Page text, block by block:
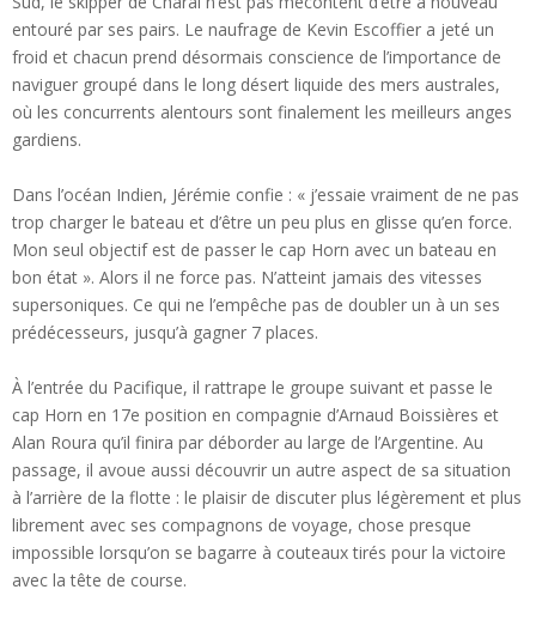
entouré par ses pairs. Le naufrage de Kevin Escoffier a jeté un
froid et chacun prend désormais conscience de l’importance de
naviguer groupé dans le long désert liquide des mers australes,
où les concurrents alentours sont finalement les meilleurs anges
gardiens.
Dans l’océan Indien, Jérémie confie : « j’essaie vraiment de ne pas
trop charger le bateau et d’être un peu plus en glisse qu’en force.
Mon seul objectif est de passer le cap Horn avec un bateau en
bon état ». Alors il ne force pas. N’atteint jamais des vitesses
supersoniques. Ce qui ne l’empêche pas de doubler un à un ses
prédécesseurs, jusqu’à gagner 7 places.
À l’entrée du Pacifique, il rattrape le groupe suivant et passe le
cap Horn en 17e position en compagnie d’Arnaud Boissières et
Alan Roura qu’il finira par déborder au large de l’Argentine. Au
passage, il avoue aussi découvrir un autre aspect de sa situation
à l’arrière de la flotte : le plaisir de discuter plus légèrement et plus
librement avec ses compagnons de voyage, chose presque
impossible lorsqu’on se bagarre à couteaux tirés pour la victoire
avec la tête de course.